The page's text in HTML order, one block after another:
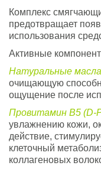
Комплекс
предотвращает
использования
Активные
Натуральные
очищающую
ощущение после
Провитамин В5 (D-
увлажнению кожи,
действие,
клеточный
коллагеновых